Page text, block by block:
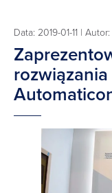
Data: 2019-01-11 | Autor: